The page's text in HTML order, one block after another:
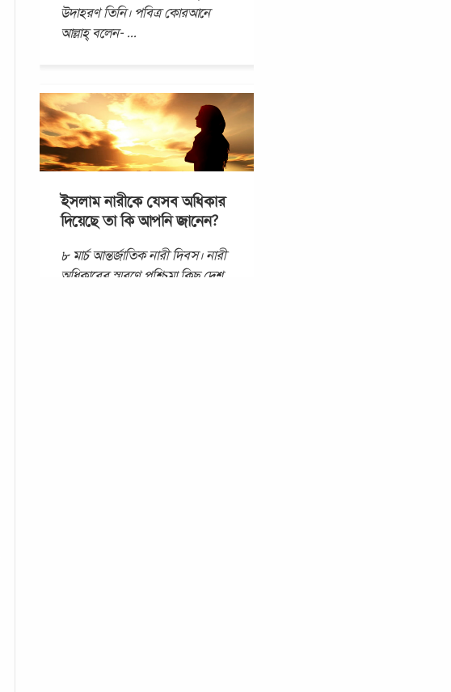
উদাহরণ তিনি। পবিত্র কোরআনে
আল্লাহ্ বলেন- ...
ইসলাম নারীকে যেসব অধিকার
দিয়েছে তা কি আপনি জানেন?
৮ মার্চ আন্তর্জাতিক নারী দিবস। নারী
অধিকারের স্মরণে পশ্চিমা কিছু দেশ